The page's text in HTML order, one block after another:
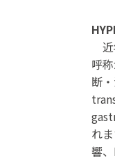
近
呼
断
れ
響